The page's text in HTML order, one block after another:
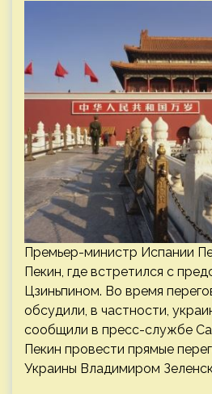
Премьер-министр Испании
Пекин, где встретился с
Цзиньпином. Во время
обсудили, в частности,
сообщили в пресс-службе
Пекин провести прямые
Украины Владимиром